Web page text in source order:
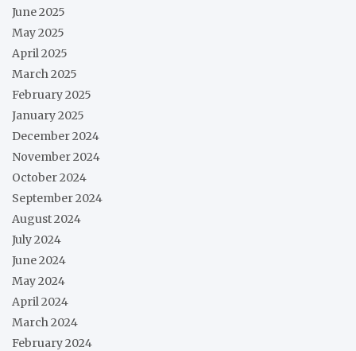
June 2025
May 2025
April 2025
March 2025
February 2025
January 2025
December 2024
November 2024
October 2024
September 2024
August 2024
July 2024
June 2024
May 2024
April 2024
March 2024
February 2024